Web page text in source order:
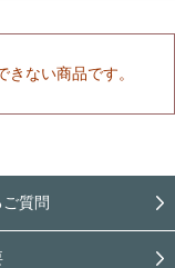
ない商品です。
質問